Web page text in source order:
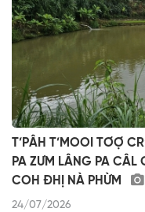
T’PÂH T’MOOI TƠỢ
PA ZƯM LÂNG PA CÂL
COH ĐHỊ NÀ PHỪM
24/07/2026